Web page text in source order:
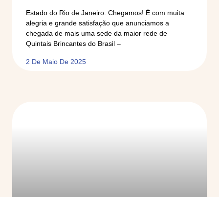
Estado do Rio de Janeiro: Chegamos! É com muita
alegria e grande satisfação que anunciamos a
chegada de mais uma sede da maior rede de
Quintais Brincantes do Brasil –
2 De Maio De 2025